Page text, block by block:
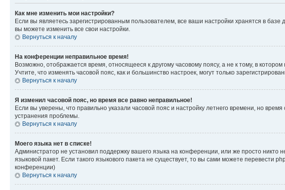
Как мне изменить мои настройки?
Если вы являетесь зарегистрированным пользователем, все ваши настройки хранятся в
вы можете изменить все свои настройки.
Вернуться к началу
На конференции неправильное время!
Возможно, отображается время, относящееся к другому часовому поясу, а не к тому, в
Учтите, что изменять часовой пояс, как и большинство настроек, могут только
Вернуться к началу
Я изменил часовой пояс, но время все равно неправильное!
Если вы уверены, что правильно указали часовой пояс и настройку летнего времени, но
устранения проблемы.
Вернуться к началу
Моего языка нет в списке!
Администратор не установил поддержку вашего языка на конференции, или же просто
языковой пакет. Если такого языкового пакета не существует, то вы сами можете
конференции)
Вернуться к началу